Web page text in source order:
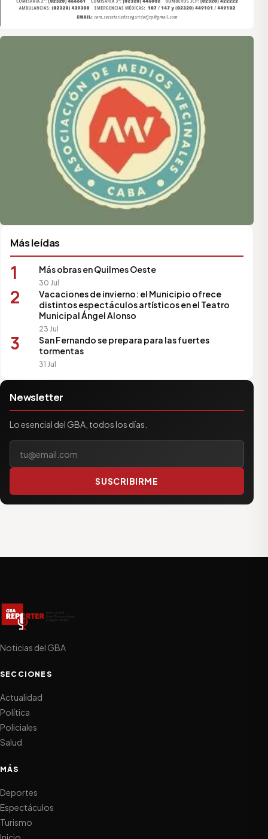
Asociación de Medios Vecinales
Más leídas
1 Más obras en Quilmes Oeste
30 Jul
2
Vacaciones de invierno: el Municipio ofrece
distintos espectáculos artísticos en el Teatro
Municipal Ángel Alonso
23 Jul
3
San Fernando se prepara para las fuertes
tormentas
31 Jul
Newsletter
Lo esencial del GBA, todos los días.
Tu correo electrónico
SUSCRIBIRME
Noticias del GBA
SECCIONES
Actualidad
Política
Policiales
Salud
MÁS
Deportes
Espectáculos
Turismo